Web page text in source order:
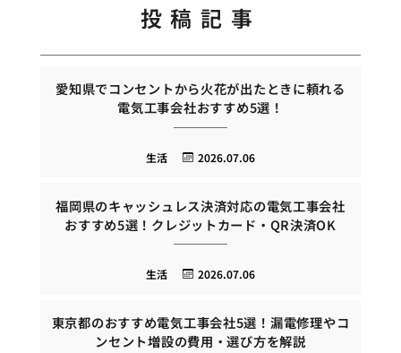
投稿記事
愛知県でコンセントから火花が出たときに頼れる
電気工事会社おすすめ5選！
2026.07.06
生活
福岡県のキャッシュレス決済対応の電気工事会社
おすすめ5選！クレジットカード・QR決済OK
2026.07.06
生活
東京都のおすすめ電気工事会社5選！漏電修理やコ
ンセント増設の費用・選び方を解説